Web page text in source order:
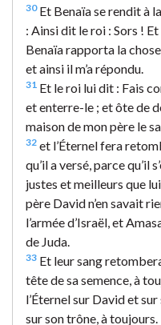
30Et Benaïa se rendit à
: Ainsi dit le roi : Sors !
Benaïa rapporta la
et ainsi il m’a répondu.
31 Et le roi lui dit : Fais
et enterre-le ; et ôte de
maison de mon père le
32 et l’Éternel fera
qu’il a versé, parce qu’il
justes et meilleurs que
père David n’en savait
l’armée d’Israël, et
de Juda.
33 Et leur sang
tête de sa semence, à
l’Éternel sur David et
sur son trône, à toujours.